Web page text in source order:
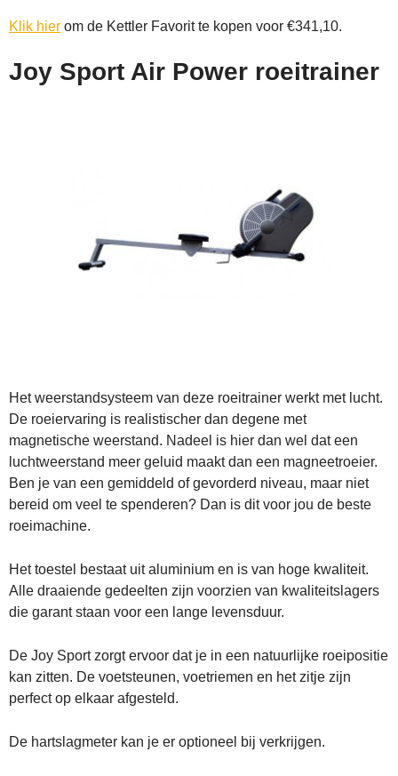
Klik hier om de Kettler Favorit te kopen voor €341,10.
Joy Sport Air Power roeitrainer
Het weerstandsysteem van deze roeitrainer werkt met lucht.
De roeiervaring is realistischer dan degene met
magnetische weerstand. Nadeel is hier dan wel dat een
luchtweerstand meer geluid maakt dan een magneetroeier.
Ben je van een gemiddeld of gevorderd niveau, maar niet
bereid om veel te spenderen? Dan is dit voor jou de beste
roeimachine.
Het toestel bestaat uit aluminium en is van hoge kwaliteit.
Alle draaiende gedeelten zijn voorzien van kwaliteitslagers
die garant staan voor een lange levensduur.
De Joy Sport zorgt ervoor dat je in een natuurlijke roeipositie
kan zitten. De voetsteunen, voetriemen en het zitje zijn
perfect op elkaar afgesteld.
De hartslagmeter kan je er optioneel bij verkrijgen.